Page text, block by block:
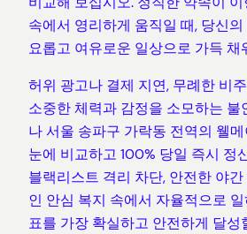
속에서 영리하게 움직일 때, 당신
요롭고 여유로운 일상으로 가득 채
허위 광고나 결제 지연, 무례한 비
소중한 체력과 감정을 소모하는 불
나 서울 송파구 가락동 전역의 웰
눈에 비교하고 100% 당일 즉시 정
블랙리스트 격리 차단, 안전한 야
인 안심 복지 속에서 자율적으로
표를 가장 확실하고 안전하게 달성